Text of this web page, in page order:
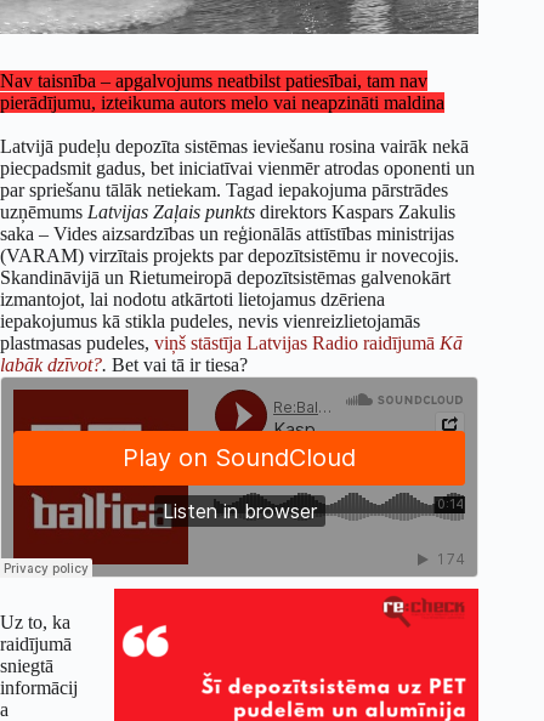
Nav taisnība – apgalvojums neatbilst patiesībai, tam nav
pierādījumu, izteikuma autors melo vai neapzināti maldina
Latvijā pudeļu depozīta sistēmas ieviešanu rosina vairāk nekā
piecpadsmit gadus, bet iniciatīvai vienmēr atrodas oponenti un
par spriešanu tālāk netiekam. Tagad iepakojuma pārstrādes
uzņēmums Latvijas Zaļais punkts direktors Kaspars Zakulis
saka – Vides aizsardzības un reģionālās attīstības ministrijas
(VARAM) virzītais projekts par depozītsistēmu ir novecojis.
Skandināvijā un Rietumeiropā depozītsistēmas galvenokārt
izmantojot, lai nodotu atkārtoti lietojamus dzēriena
iepakojumus kā stikla pudeles, nevis vienreizlietojamās
plastmasas pudeles, viņš stāstīja Latvijas Radio raidījumā Kā
labāk dzīvot?. Bet vai tā ir tiesa?
Uz to, ka
raidījumā
sniegtā
informācij
a